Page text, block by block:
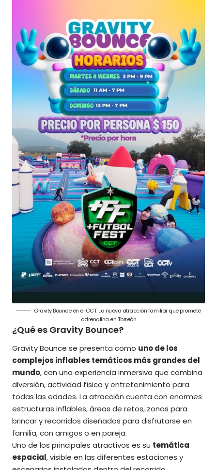
Gravity Bounce en el CCT: La nueva atracción familiar que promete
adrenalina en Torreón
¿Qué es Gravity Bounce?
Gravity Bounce se presenta como uno de los
complejos inflables temáticos más grandes del
mundo, con una experiencia inmersiva que combina
diversión, actividad física y entretenimiento para
todas las edades. La atracción cuenta con enormes
estructuras inflables, áreas de retos, zonas para
brincar y recorridos diseñados para disfrutarse en
familia, con amigos o en pareja.
Uno de los principales atractivos es su temática
espacial,visible en las diferentes estaciones y